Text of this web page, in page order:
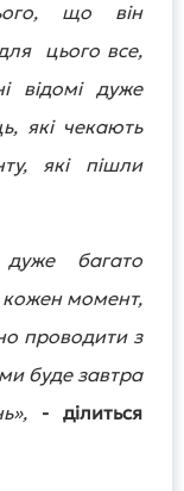
що він
цього все,
відомі дуже
які чекають
які пішли
багато
кожен момент,
проводити з
буде завтра
- ділиться